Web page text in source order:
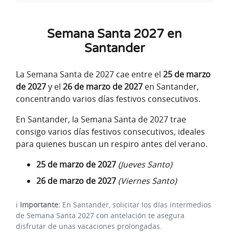
Semana Santa 2027 en
Santander
La Semana Santa de 2027 cae entre el 25 de marzo
de 2027y el 26 de marzo de 2027 en Santander,
concentrando varios días festivos consecutivos.
En Santander, la Semana Santa de 2027 trae
consigo varios días festivos consecutivos, ideales
para quienes buscan un respiro antes del verano.
25 de marzo de 2027 (Jueves Santo)
26 de marzo de 2027 (Viernes Santo)
ℹ️ Importante: En Santander, solicitar los días intermedios
de Semana Santa 2027 con antelación te asegura
disfrutar de unas vacaciones prolongadas.